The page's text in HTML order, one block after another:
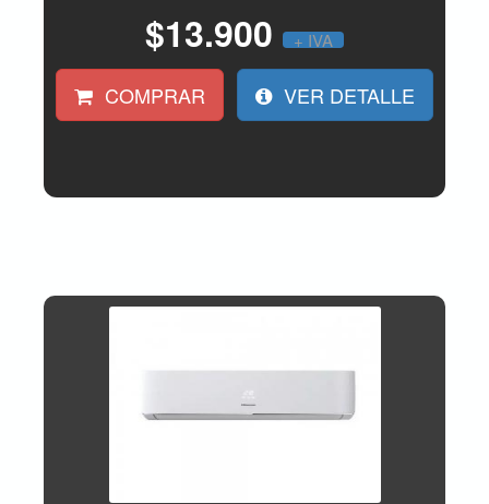
$13.900 + IVA
COMPRAR VER DETALLE